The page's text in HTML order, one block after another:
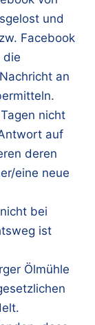
und
Facebook
die
an
nicht
auf
deren
eine neue
bei
ist
Ölmühle